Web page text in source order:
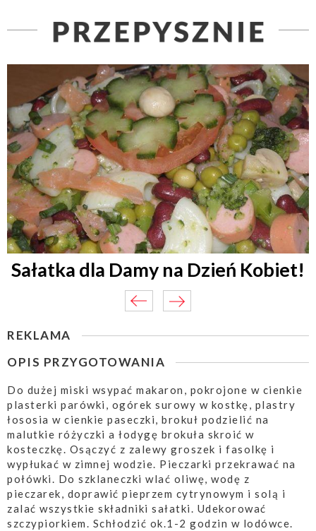
Sałatka dla Damy na Dzień Kobiet!
REKLAMA
OPIS PRZYGOTOWANIA
Do dużej miski wsypać makaron, pokrojone w cienkie
plasterki parówki, ogórek surowy w kostkę, plastry
łososia w cienkie paseczki, brokuł podzielić na
malutkie różyczki a łodygę brokuła skroić w
kosteczkę. Osączyć z zalewy groszek i fasolkę i
wypłukać w zimnej wodzie. Pieczarki przekrawać na
połówki. Do szklaneczki wlać oliwę, wodę z
pieczarek, doprawić pieprzem cytrynowym i solą i
zalać wszystkie składniki sałatki. Udekorować
szczypiorkiem. Schłodzić ok.1-2 godzin w lodówce.